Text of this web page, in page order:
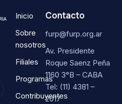
Inicio
Sobre
nosotros
Filiales
Programas
Contribuyentes
Contacto
furp@furp.org.ar
Av. Presidente
Roque Saenz Peña
1160 3°B – CABA
Tel: (11) 4381 –
2017